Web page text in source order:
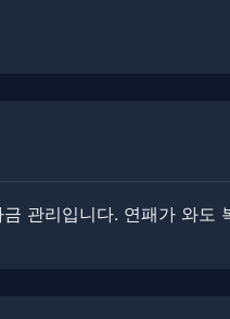
관리입니다. ​연패가 와